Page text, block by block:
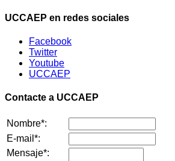
UCCAEP en redes sociales
Facebook
Twitter
Youtube
UCCAEP
Contacte a UCCAEP
Nombre*:
E-mail*:
Mensaje*: